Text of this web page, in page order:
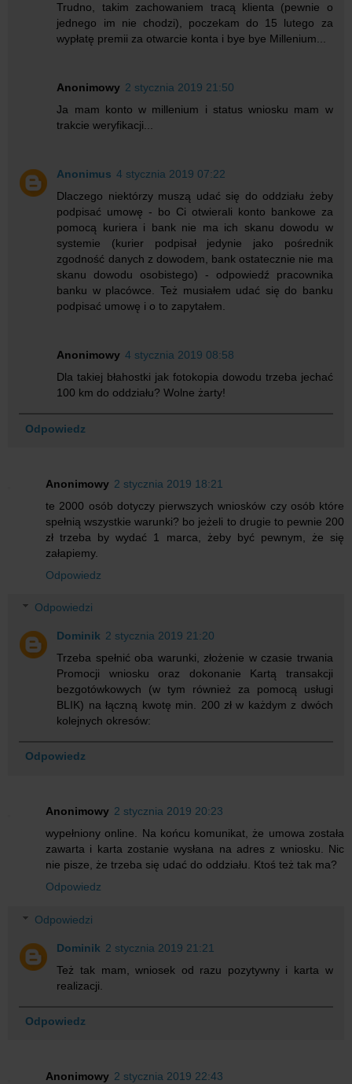
Trudno, takim zachowaniem tracą klienta (pewnie o
jednego im nie chodzi), poczekam do 15 lutego za
wypłatę premii za otwarcie konta i bye bye Millenium...
Anonimowy 2 stycznia 2019 21:50
Ja mam konto w millenium i status wniosku mam w
trakcie weryfikacji...
Anonimus 4 stycznia 2019 07:22
Dlaczego niektórzy muszą udać się do oddziału żeby
podpisać umowę - bo Ci otwierali konto bankowe za
pomocą kuriera i bank nie ma ich skanu dowodu w
systemie (kurier podpisał jedynie jako pośrednik
zgodność danych z dowodem, bank ostatecznie nie ma
skanu dowodu osobistego) - odpowiedź pracownika
banku w placówce. Też musiałem udać się do banku
podpisać umowę i o to zapytałem.
Anonimowy 4 stycznia 2019 08:58
Dla takiej błahostki jak fotokopia dowodu trzeba jechać
100 km do oddziału? Wolne żarty!
Odpowiedz
Anonimowy 2 stycznia 2019 18:21
te 2000 osób dotyczy pierwszych wniosków czy osób które
spełnią wszystkie warunki? bo jeżeli to drugie to pewnie 200
zł trzeba by wydać 1 marca, żeby być pewnym, że się
załapiemy.
Odpowiedz
Odpowiedzi
Dominik 2 stycznia 2019 21:20
Trzeba spełnić oba warunki, złożenie w czasie trwania
Promocji wniosku oraz dokonanie Kartą transakcji
bezgotówkowych (w tym również za pomocą usługi
BLIK) na łączną kwotę min. 200 zł w każdym z dwóch
kolejnych okresów:
Odpowiedz
Anonimowy 2 stycznia 2019 20:23
wypełniony online. Na końcu komunikat, że umowa została
zawarta i karta zostanie wysłana na adres z wniosku. Nic
nie pisze, że trzeba się udać do oddziału. Ktoś też tak ma?
Odpowiedz
Odpowiedzi
Dominik 2 stycznia 2019 21:21
Też tak mam, wniosek od razu pozytywny i karta w
realizacji.
Odpowiedz
Anonimowy 2 stycznia 2019 22:43